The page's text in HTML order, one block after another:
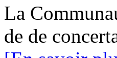
La
de de